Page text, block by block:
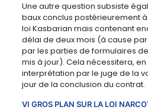
Une autre question subsiste
baux conclus postérieurement
loi Kasbarian mais contenant
délai de deux mois (à cause
par les parties de formulaires
mis à jour). Cela nécessitera,
interprétation par le juge de la
jour de la conclusion du contrat.
VI GROS PLAN SUR LA LOI